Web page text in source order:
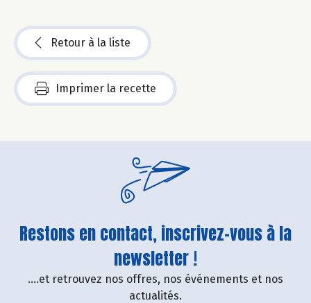
Retour à la liste
Imprimer la recette
Restons en contact, inscrivez-vous à la
newsletter !
....et retrouvez nos offres, nos événements et nos
actualités.